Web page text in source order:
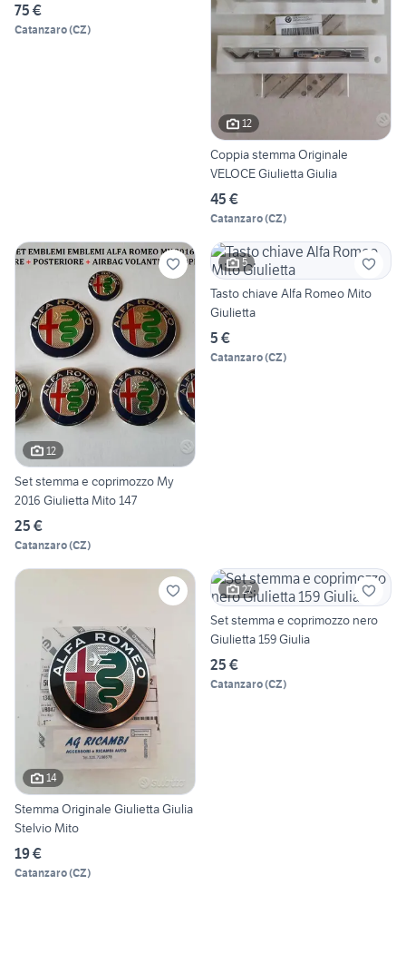
75 €
Catanzaro(CZ)
12
Coppia stemma Originale
VELOCE Giulietta Giulia
45 €
Catanzaro(CZ)
12
Set stemma e coprimozzo My
2016 Giulietta Mito 147
25 €
Catanzaro(CZ)
5
Tasto chiave Alfa Romeo Mito
Giulietta
5 €
Catanzaro(CZ)
14
Stemma Originale Giulietta Giulia
Stelvio Mito
19 €
Catanzaro(CZ)
27
Set stemma e coprimozzo nero
Giulietta 159 Giulia
25 €
Catanzaro(CZ)